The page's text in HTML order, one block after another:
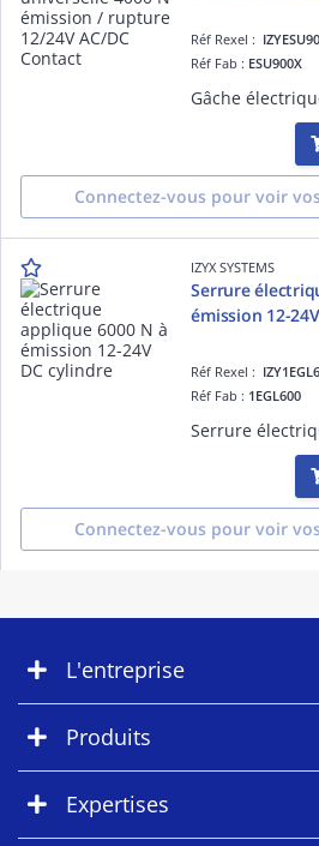
Réf Rexel :
Réf Fab : ESU900X
Connectez-vous pour voir
IZYX SYSTEMS
Serrure
émission 12-
Réf Rexel :
Réf Fab : 1EGL600
Connectez-vous pour voir
L'entreprise
Produits
Expertises